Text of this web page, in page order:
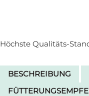
Höchste Qualitäts-
BESCHREIBUNG